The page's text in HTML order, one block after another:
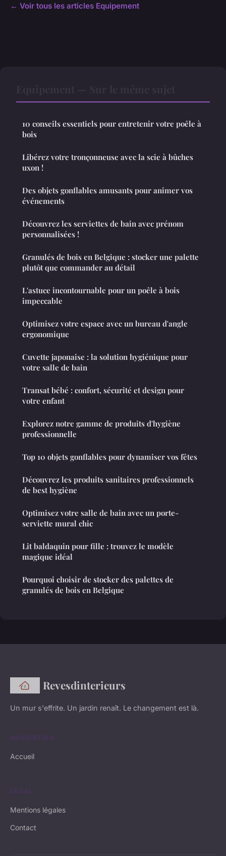
← Voir tous les articles Equipement
10 conseils essentiels pour entretenir votre poêle à
bois
Libérez votre tronçonneuse avec la scie à bûches
uxon !
Des objets gonflables amusants pour animer vos
événements
Découvrez les serviettes de bain avec prénom
personnalisées !
Granulés de bois en Belgique : stocker une palette
plutôt que commander au détail
L'astuce incontournable pour un poêle à bois
impeccable
Optimisez votre espace avec un bureau d'angle
ergonomique
Cuvette japonaise : la solution hygiénique pour
votre salle de bain
Transat bébé : confort, sécurité et design pour
votre enfant
Explorez notre gamme de produits d'hygiène
professionnelle
Top 10 objets gonflables pour dynamiser vos fêtes
Découvrez les produits sanitaires professionnels
de best hygiène
Optimisez votre salle de bain avec un porte-
serviette mural chic
Lit baldaquin pour fille : trouvez le modèle
magique idéal
Pourquoi choisir de stocker des palettes de
granulés de bois en Belgique
Revesdinterieurs
Un mur s'effrite. Un jardin renaît. Le changement est là.
NAVIGATION
Accueil
LÉGAL
Mentions légales
Contact